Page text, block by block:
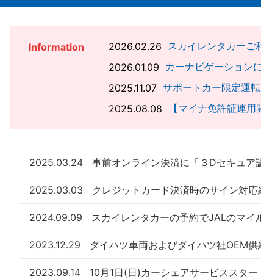
Information 2026.02.26
スカイレンタカーご
2026.01.09
カーナビゲーション
2025.11.07 サポートカー限定運
2025.08.08
【マイナ免許証運
2025.03.24 事前オンライン決済に「３Dセキュア
2025.03.03 クレジットカード決済時のサイン対応
2024.09.09 スカイレンタカーの予約でJALのマイ
2023.12.29 ダイハツ車両およびダイハツ社OEM
2023.09.14 10月1日(日)カーシェアサービススタ